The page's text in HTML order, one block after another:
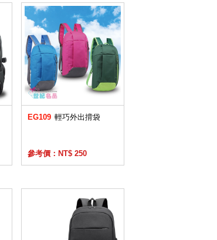
EG109 輕巧外出揹袋
參考價：NT$ 250